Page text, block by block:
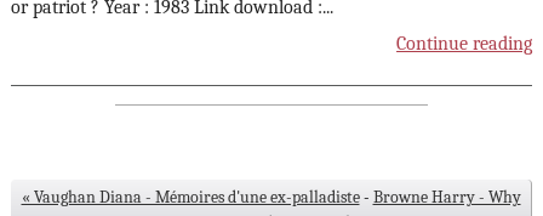
or patriot ? Year : 1983 Link download :...
Continue reading
« Vaughan Diana - Mémoires d'une ex-palladiste - Browne Harry - Why